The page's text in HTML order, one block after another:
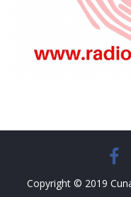
Copyright © 2019